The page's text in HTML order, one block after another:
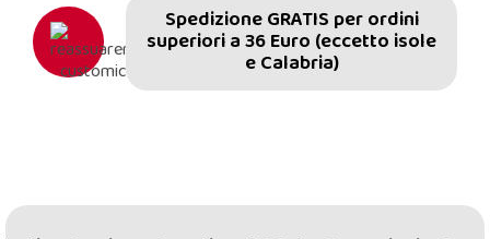
Spedizione GRATIS per ordini
superiori a 36 Euro (eccetto isole
e Calabria)